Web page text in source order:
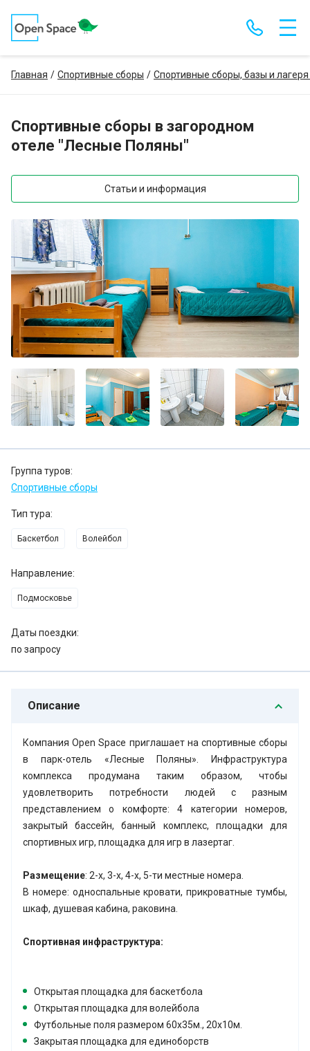
Главная Спортивные сборы Спортивные сборы, базы и
Спортивные сборы в загородном
отеле "Лесные Поляны"
Статьи и информация
Группа туров:
Спортивные сборы
Тип тура:
Баскетбол Волейбол
Направление:
Подмосковье
Даты поездки:
по запросу
Описание
Компания Open Space приглашает на спортивные сборы
в парк-отель «Лесные Поляны». Инфраструктура
комплекса продумана таким образом, чтобы
удовлетворить потребности людей с разным
представлением о комфорте: 4 категории номеров,
закрытый бассейн, банный комплекс, площадки для
спортивных игр, площадка для игр в лазертаг.
Размещение: 2-х, 3-х, 4-х, 5-ти местные номера.
В номере: односпальные кровати, прикроватные тумбы,
шкаф, душевая кабина, раковина.
Спортивная инфраструктура:
Открытая площадка для баскетбола
Открытая площадка для волейбола
Футбольные поля размером 60х35м., 20х10м.
Закрытая площадка для единоборств